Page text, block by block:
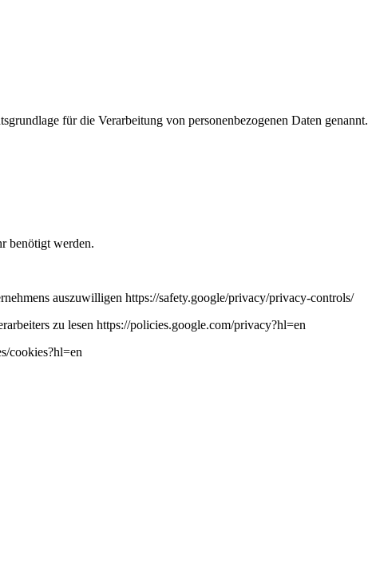
für die Verarbeitung von personenbezogenen Daten genannt.
benötigt werden.
auszuwilligen https://safety.google/privacy/privacy-controls/
zu lesen https://policies.google.com/privacy?hl=en
cookies?hl=en